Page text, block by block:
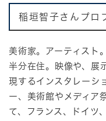
稲垣智子さんプロ
美術家。アーティスト
半分在住。映像や、展
現するインスタレーシ
ー、美術館やメディア
て、フランス、ドイツ